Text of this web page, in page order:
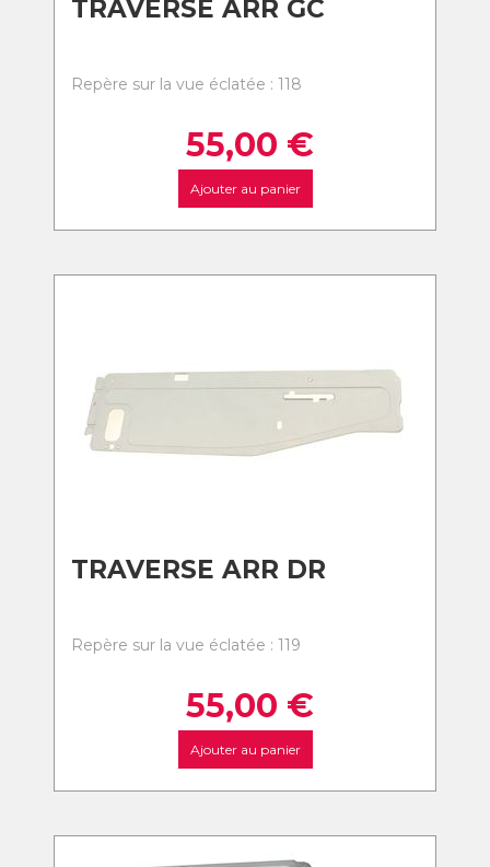
TRAVERSE ARR GC
Repère sur la vue éclatée : 118
55,00 €
Ajouter au panier
TRAVERSE ARR DR
Repère sur la vue éclatée : 119
55,00 €
Ajouter au panier